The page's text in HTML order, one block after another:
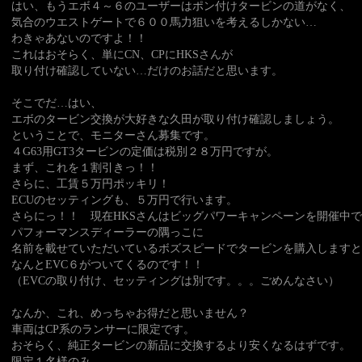
はい、もうエボ４～６のユーザーはポン付けタービンの道がなく、
気合のウエストゲートで６００馬力狙いを考えるしかない…
わきゃあないのですよ！！
これはおそらく、単にCN、CPにHKSさんが
取り付け確認していない…だけのお話だと思います。
そこでだ…はい、
エボのタービン交換が大好きな久田が取り付け確認しましょう。
ということで、モニターさん募集です。
４G63用GT3タービンの定価は税別２８万円ですが。
まず、これを１割引きっ！！
さらに、工賃５万円ポッキリ！
ECUのセッティングも、５万円で行います。
さらにっ！！ 現在HKSさんはビッグパワーキャンペーンを開催中
パフォーマンスディーラーの隅っこに
名前を載せていただいているボズスピードでタービンを購入します
なんとEVC６がついてくるのです！！
（EVCの取り付け、セッティングは別です。。。ごめんなさい）
なんか、これ、めっちゃお得だと思いません？
車両はCP系のランサーに限定です。
おそらく、純正タービンの新品に交換するより安くなるはずです。